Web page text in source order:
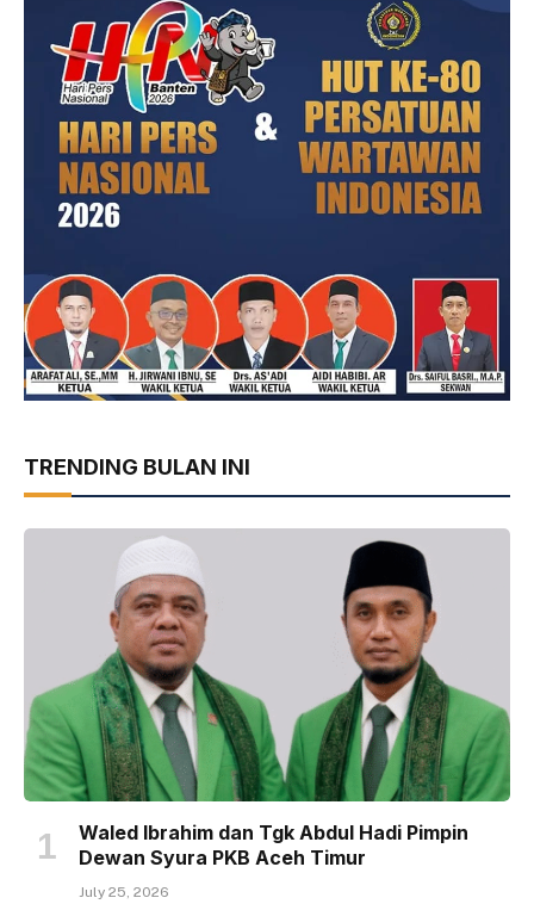
TRENDING BULAN INI
Waled Ibrahim dan Tgk Abdul Hadi Pimpin
Dewan Syura PKB Aceh Timur
July 25, 2026